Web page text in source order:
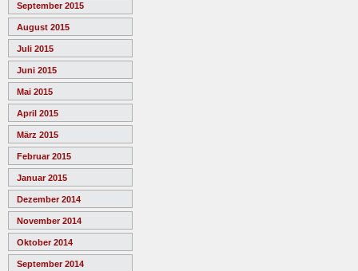
September 2015
August 2015
Juli 2015
Juni 2015
Mai 2015
April 2015
März 2015
Februar 2015
Januar 2015
Dezember 2014
November 2014
Oktober 2014
September 2014